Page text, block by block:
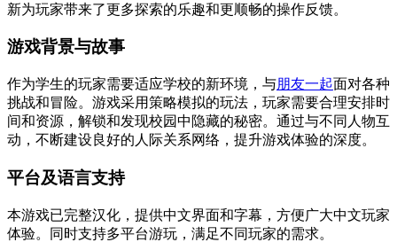
新为玩家带来了更多探索的乐趣和更顺畅的操作反馈。
游戏背景与故事
作为学生的玩家需要适应学校的新环境，与朋友一起面对各种
挑战和冒险。游戏采用策略模拟的玩法，玩家需要合理安排时
间和资源，解锁和发现校园中隐藏的秘密。通过与不同人物互
动，不断建设良好的人际关系网络，提升游戏体验的深度。
平台及语言支持
本游戏已完整汉化，提供中文界面和字幕，方便广大中文玩家
体验。同时支持多平台游玩，满足不同玩家的需求。